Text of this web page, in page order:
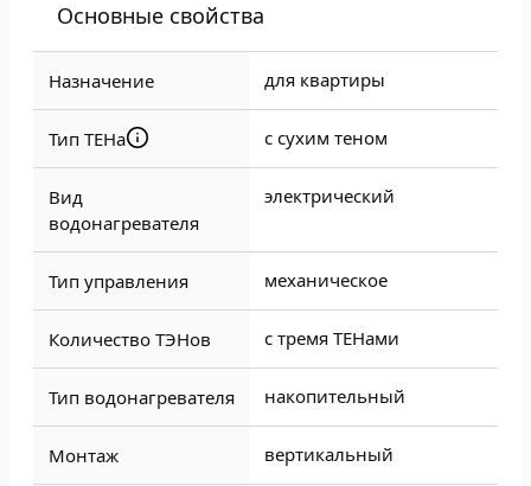
Основные свойства
Назначение для квартиры
Тип ТЕНа с сухим теном
Вид
водонагревателя
электрический
Тип управления механическое
Количество ТЭНов с тремя ТЕНами
Тип водонагревателя накопительный
Монтаж вертикальный